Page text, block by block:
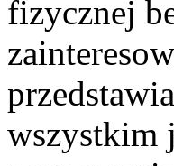
fizycznej
wszystkim